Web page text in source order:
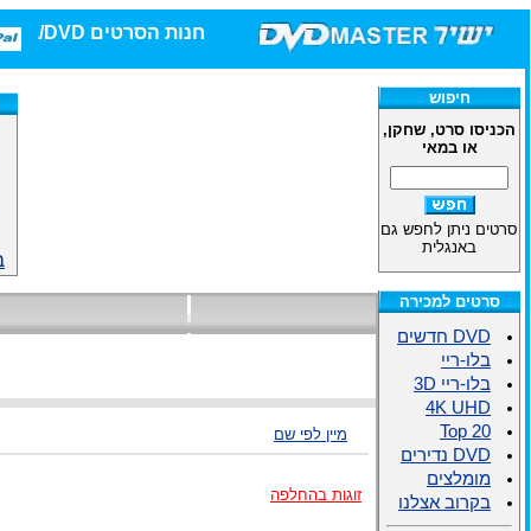
חנות הסרטים DVD/בלו-ריי/3D הגדולה ביותר!
מיין לפי שם
זוגות בהחלפה
חיפוש
הכניסו סרט, שחקן,
או במאי
סרטים ניתן לחפש גם
באנגלית
סרטים למכירה
DVD חדשים
בלו-ריי
בלו-ריי 3D
4K UHD
Top 20
DVD נדירים
מומלצים
בקרוב אצלנו